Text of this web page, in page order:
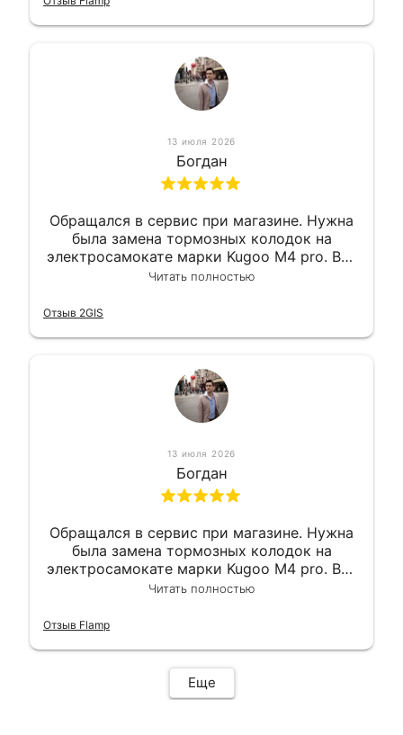
13 июля 2026
Богдан
Обращался в сервис при магазине. Нужна
была замена тормозных колодок на
электросамокате марки Kugoo M4 pro. Всё
сделали в лучшем виде и в максимально
гарантии, поэтому и обратился в этот
Читать полностью
Отзыв 2GIS
13 июля 2026
Богдан
Обращался в сервис при магазине. Нужна
была замена тормозных колодок на
электросамокате марки Kugoo M4 pro. Всё
сделали в лучшем виде и в максимально
гарантии, поэтому и обратился в этот
Читать полностью
Отзыв Flamp
Еще